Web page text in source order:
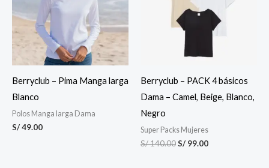
Berryclub – Pima Manga larga
Blanco
Polos Manga larga Dama
S/49.00
Berryclub – PACK 4 básicos
Dama – Camel, Beige, Blanco,
Negro
Super Packs Mujeres
S/140.00S/ 99.00